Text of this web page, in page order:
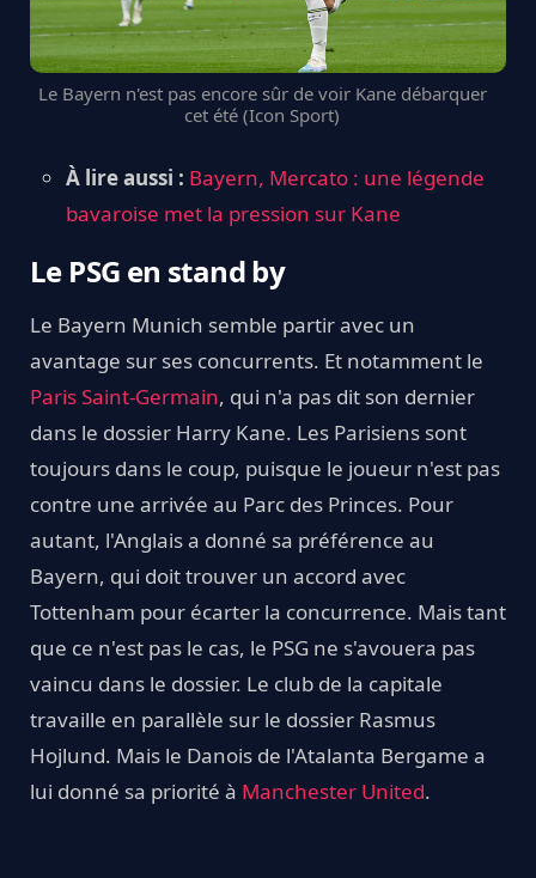
Le Bayern n'est pas encore sûr de voir Kane débarquer
cet été (Icon Sport)
À lire aussi : Bayern, Mercato : une légende
bavaroise met la pression sur Kane
Le PSG en stand by
Le Bayern Munich semble partir avec un
avantage sur ses concurrents. Et notamment le
Paris Saint-Germain, qui n'a pas dit son dernier
dans le dossier Harry Kane. Les Parisiens sont
toujours dans le coup, puisque le joueur n'est pas
contre une arrivée au Parc des Princes. Pour
autant, l'Anglais a donné sa préférence au
Bayern, qui doit trouver un accord avec
Tottenham pour écarter la concurrence. Mais tant
que ce n'est pas le cas, le PSG ne s'avouera pas
vaincu dans le dossier. Le club de la capitale
travaille en parallèle sur le dossier Rasmus
Hojlund. Mais le Danois de l'Atalanta Bergame a
lui donné sa priorité à Manchester United.